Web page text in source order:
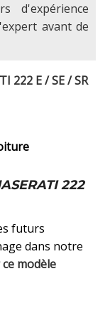
d'expérience
avant de
222 E / SE / SR
222
futurs
dans notre
modèle